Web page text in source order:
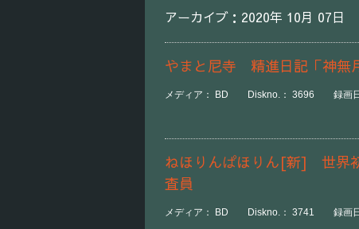
アーカイブ：2020年 10月 07日
やまと尼寺 精進日記「神
メディア： BD Diskno.： 3696 録画日
ねほりんぱほりん[新] 世界
査員
メディア： BD Diskno.： 3741 録画